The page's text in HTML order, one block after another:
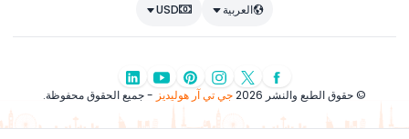
العربية USD
© حقوق الطبع والنشر 2026 جي تي آر هوليديز - جميع الحقوق محفوظة.